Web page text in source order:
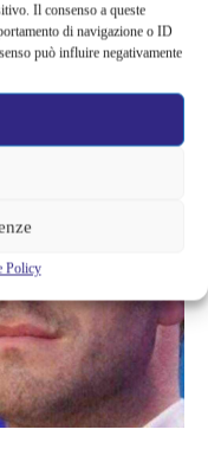
Il consenso a queste
di navigazione o ID
può influire negativamente
Policy
LA